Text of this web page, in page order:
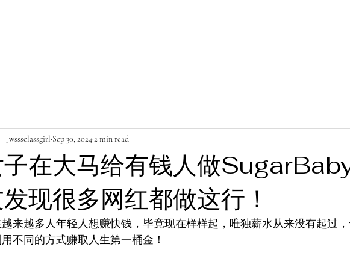
在大马给有钱人做
现很多网红都做这行！
Jwsssclassgirl Sep 30, 20242 min read
来越多人年轻人想赚快钱，毕竟现在样样起，唯独薪水从来没有起过
用不同的方式赚取人生第一桶金！